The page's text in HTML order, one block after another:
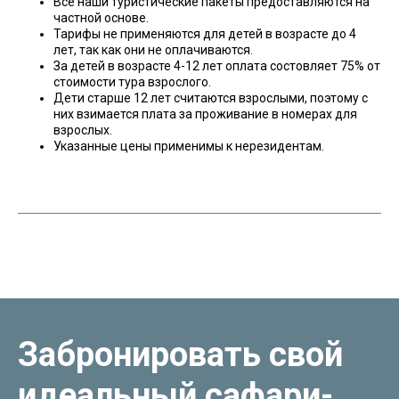
частной основе.
Тарифы не применяются для детей в возрасте до 4
лет, так как они не оплачиваются.
За детей в возрасте 4-12 лет оплата состовляет 75% от
стоимости тура взрослого.
Дети старше 12 лет считаются взрослыми, поэтому с
них взимается плата за проживание в номерах для
взрослых.
Указанные цены применимы к нерезидентам.
Забронировать свой
Oxpeckers Safaris & Expeditions Africa — это ведущая
туристическая компания, специализирующаяся
на организации незабываемых путешествий